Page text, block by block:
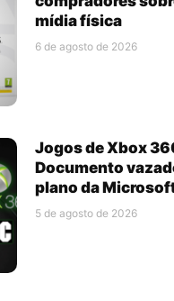
mídia física
6 de agosto de 2026
Jogos de Xbox
Documento
plano da
5 de agosto de 2026